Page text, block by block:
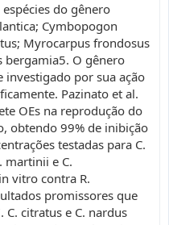
do gênero
Cymbopogon
Myrocarpus frondosus
bergamia5. O gênero
investigado por sua ação
Pazinato et al.
OEs na reprodução do
obtendo 99% de inibição
testadas para C.
martinii e C.
vitro contra R.
promissores que
citratus e C. nardus